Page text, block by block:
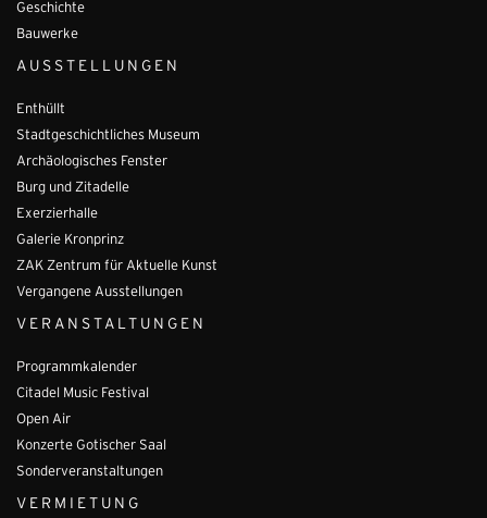
Geschichte
Bauwerke
AUSSTELLUNGEN
Enthüllt
Stadtgeschichtliches Museum
Archäologisches Fenster
Burg und Zitadelle
Exerzierhalle
Galerie Kronprinz
ZAK Zentrum für Aktuelle Kunst
Vergangene Ausstellungen
VERANSTALTUNGEN
Programmkalender
Citadel Music Festival
Open Air
Konzerte Gotischer Saal
Sonderveranstaltungen
VERMIETUNG